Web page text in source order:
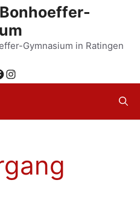
Gymnasium in Ratingen
Instagram